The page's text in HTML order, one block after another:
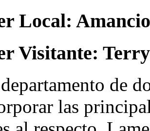
Local:
Visitante:
de
las